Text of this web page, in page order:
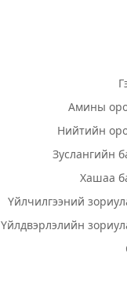
Амины
Нийтийн
Зуслангийн
Хашаа
Үйлчилгээний
Үйлдвэрлэлийн